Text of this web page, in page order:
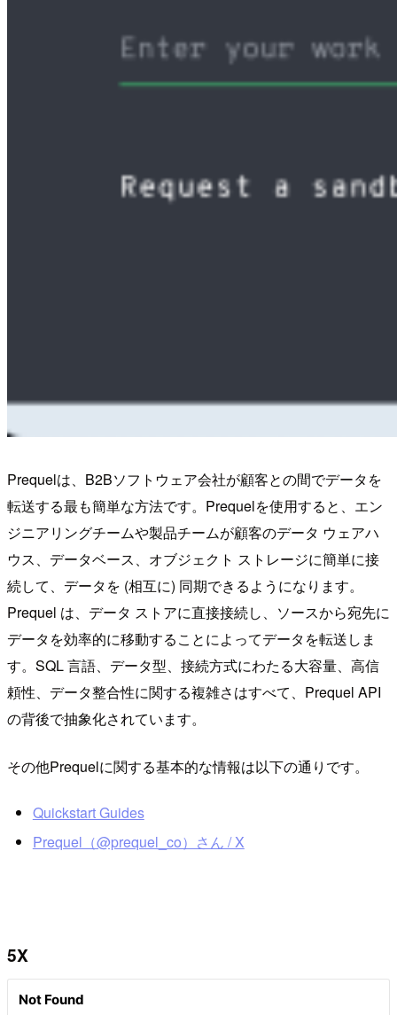
Prequelは、B2Bソフトウェア会社が顧客との間でデータを
転送する最も簡単な方法です。Prequelを使用すると、エン
ジニアリングチームや製品チームが顧客のデータ ウェアハ
ウス、データベース、オブジェクト ストレージに簡単に接
続して、データを (相互に) 同期できるようになります。
Prequel は、データ ストアに直接接続し、ソースから宛先に
データを効率的に移動することによってデータを転送しま
す。SQL 言語、データ型、接続方式にわたる大容量、高信
頼性、データ整合性に関する複雑さはすべて、Prequel API
の背後で抽象化されています。
その他Prequelに関する基本的な情報は以下の通りです。
Quickstart Guides
Prequel（@prequel_co）さん / X
5X